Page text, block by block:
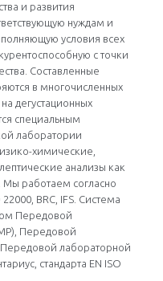
и развития
нуждам и
условия всех
с точки
Составленные
в многочисленных
дегустационных
специальным
лаборатории
химические,
анализы как
Мы работаем согласно
BRC, IFS. Система
Передовой
Передовой
Передовой лабораторной
стандарта EN ISO